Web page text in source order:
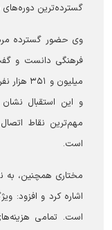
گسترده‌ترین دوره‌های
وی حضور گسترده
فرهنگی دانست و
میلیون
و این استقبال
مهم‌ترین نقاط
است.
مختاری همچنین، به
اشاره کرد و افزود:
است. تمامی